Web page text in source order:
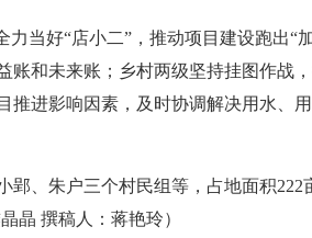
当好“店小二”，推动项目建设跑出“
和未来账；乡村两级坚持挂图作战
进影响因素，及时协调解决用水、
、朱户三个村民组等，占地面积222
晶 撰稿人：蒋艳玲）